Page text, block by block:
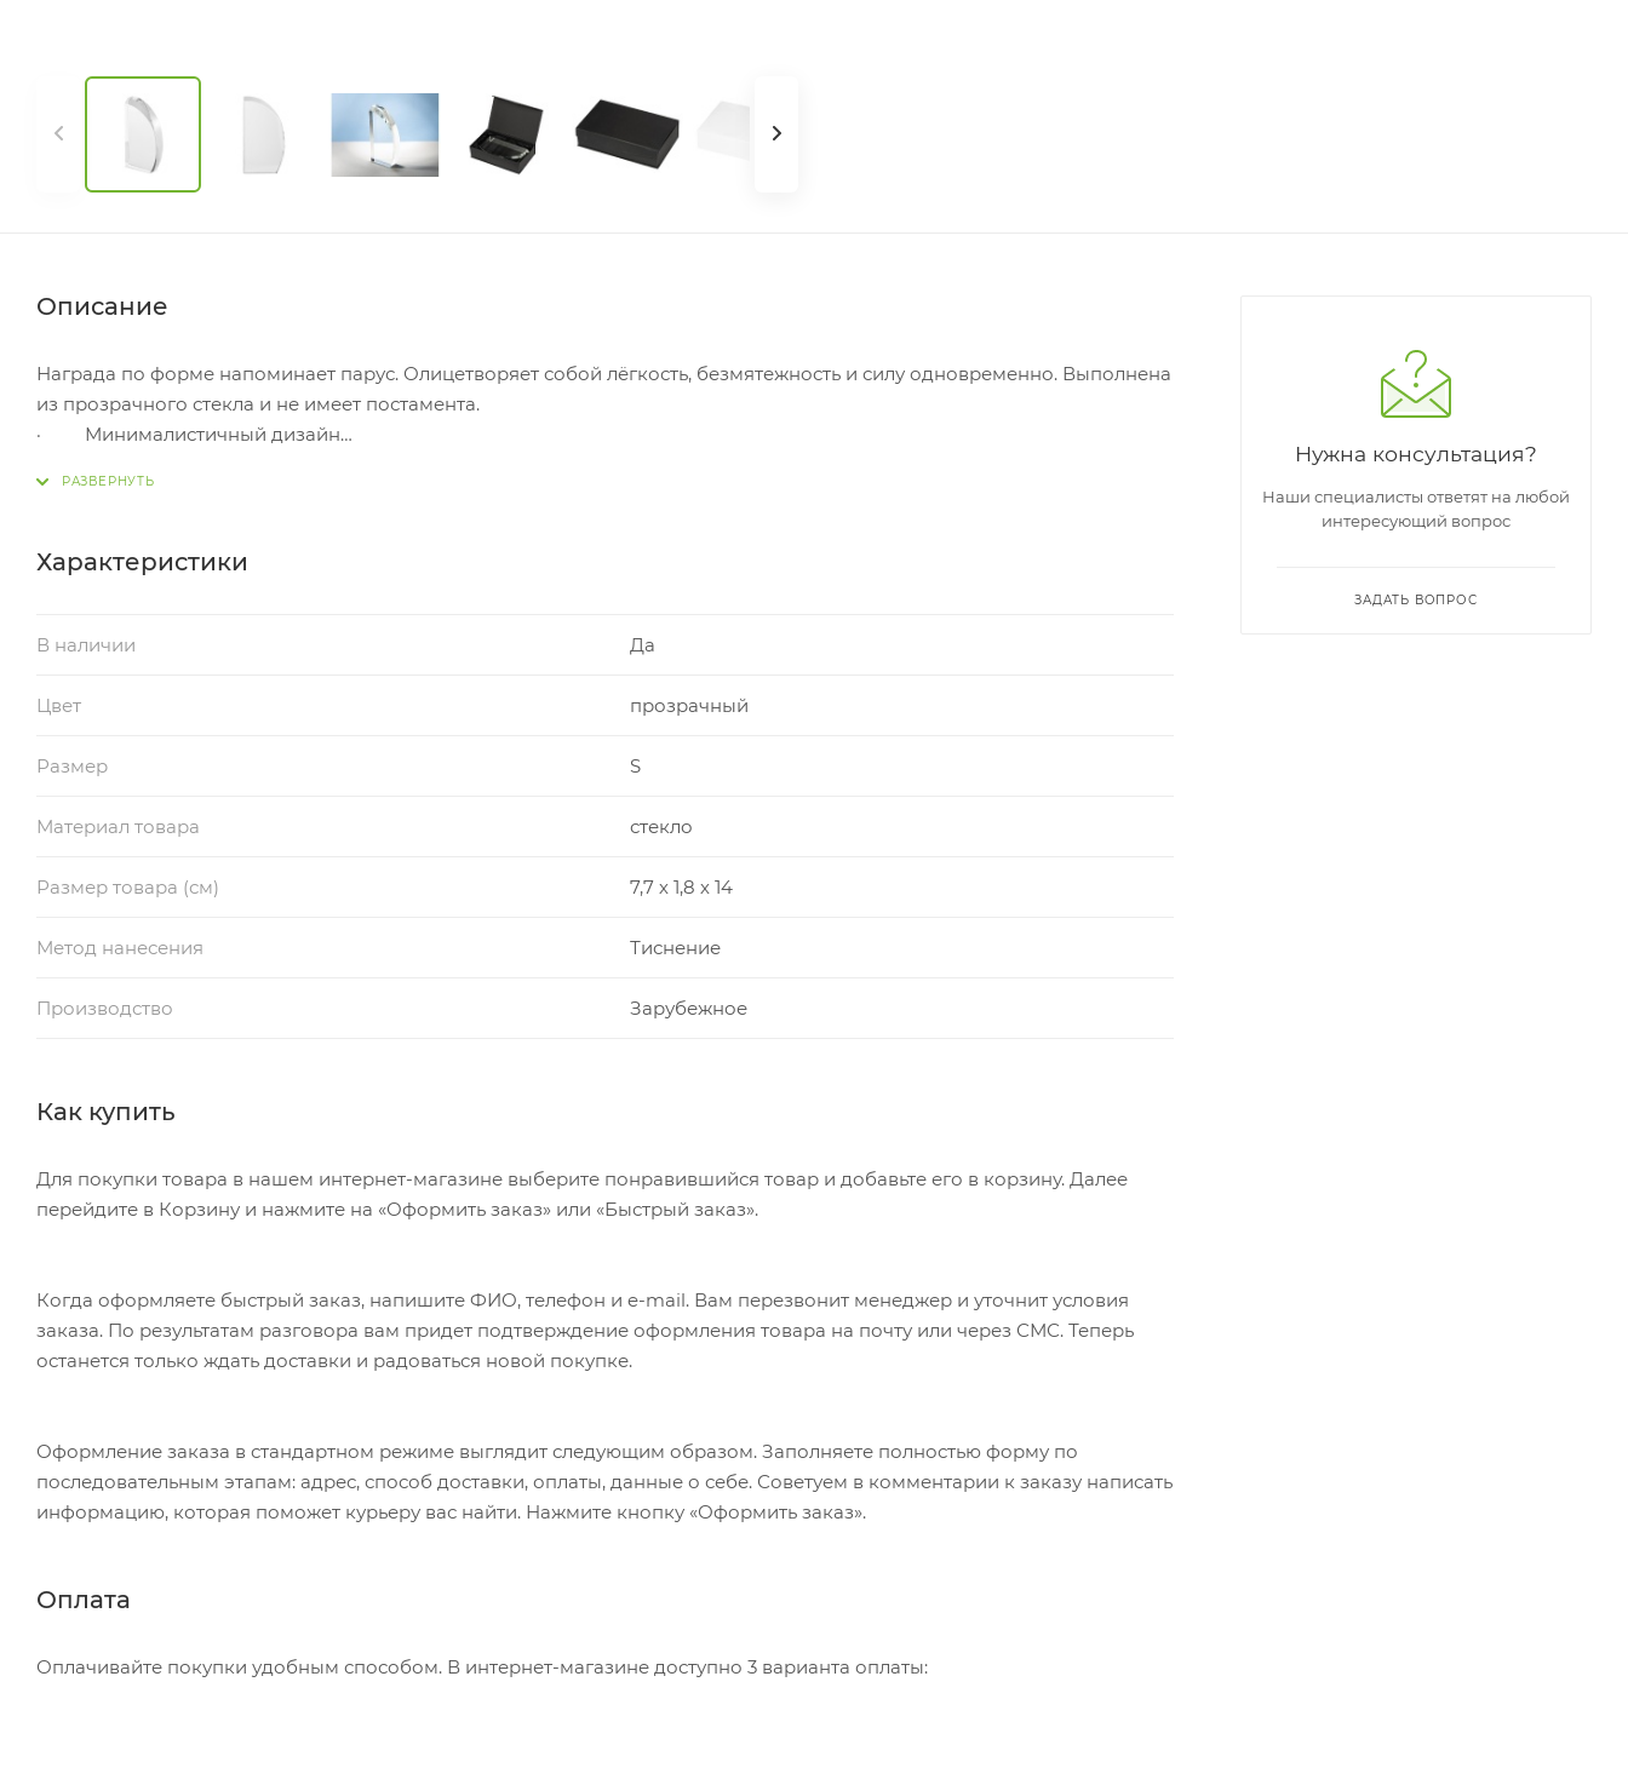
Описание
Награда по форме напоминает парус. Олицетворяет собой лёгкость, безмятежность и силу одновременно. Выполнена
из прозрачного стекла и не имеет постамента.
· Минималистичный дизайн
Характеристики
В наличии Да
Цвет прозрачный
Размер S
Материал товара стекло
Размер товара (см) 7,7 х 1,8 х 14
Метод нанесения Тиснение
Производство Зарубежное
Как купить
Для покупки товара в нашем интернет-магазине выберите понравившийся товар и добавьте его в корзину. Далее
перейдите в Корзину и нажмите на «Оформить заказ» или «Быстрый заказ».
Когда оформляете быстрый заказ, напишите ФИО, телефон и e-mail. Вам перезвонит менеджер и уточнит условия
заказа. По результатам разговора вам придет подтверждение оформления товара на почту или через СМС. Теперь
останется только ждать доставки и радоваться новой покупке.
Оформление заказа в стандартном режиме выглядит следующим образом. Заполняете полностью форму по
последовательным этапам: адрес, способ доставки, оплаты, данные о себе. Советуем в комментарии к заказу написать
информацию, которая поможет курьеру вас найти. Нажмите кнопку «Оформить заказ».
Оплата
Оплачивайте покупки удобным способом. В интернет-магазине доступно 3 варианта оплаты:
Нужна консультация?
Наши специалисты ответят на любой
интересующий вопрос
ЗАДАТЬ ВОПРОС